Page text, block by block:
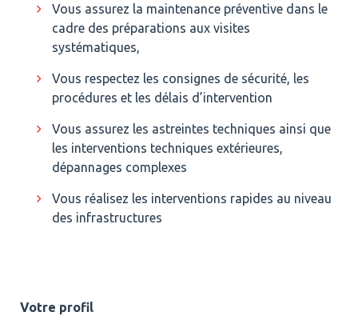
Vous assurez la maintenance préventive dans le
cadre des préparations aux visites
systématiques,
Vous respectez les consignes de sécurité, les
procédures et les délais d’intervention
Vous assurez les astreintes techniques ainsi que
les interventions techniques extérieures,
dépannages complexes
Vous réalisez les interventions rapides au niveau
des infrastructures
Votre profil